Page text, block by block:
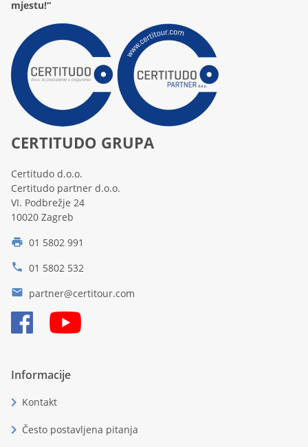
mjestu!“
CERTITUDO GRUPA
Certitudo d.o.o.
Certitudo partner d.o.o.
VI. Podbrežje 24
10020 Zagreb
print 01 5802 991
phone 01 5802 532
email partner@certitour.com
Informacije
chevron_right Kontakt
chevron_right Često postavljena pitanja